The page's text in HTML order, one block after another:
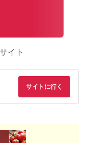
イト
サイトに行く